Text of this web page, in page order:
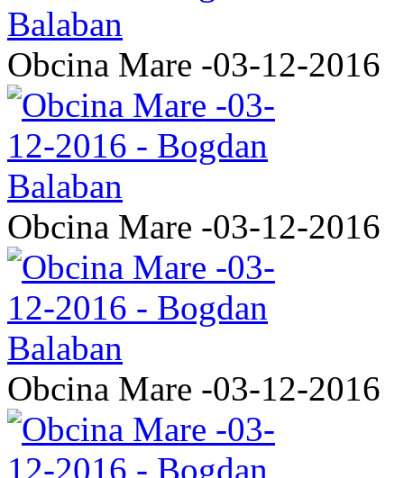
Obcina Mare -03-12-2016
Obcina Mare -03-12-2016
Obcina Mare -03-12-2016